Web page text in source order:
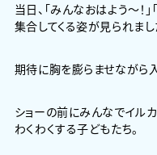
当日、「みんなおはよう～！
集合してくる姿が見られまし
期待に胸を膨らませながら
ショーの前にみんなでイルカ
わくわくする子どもたち。